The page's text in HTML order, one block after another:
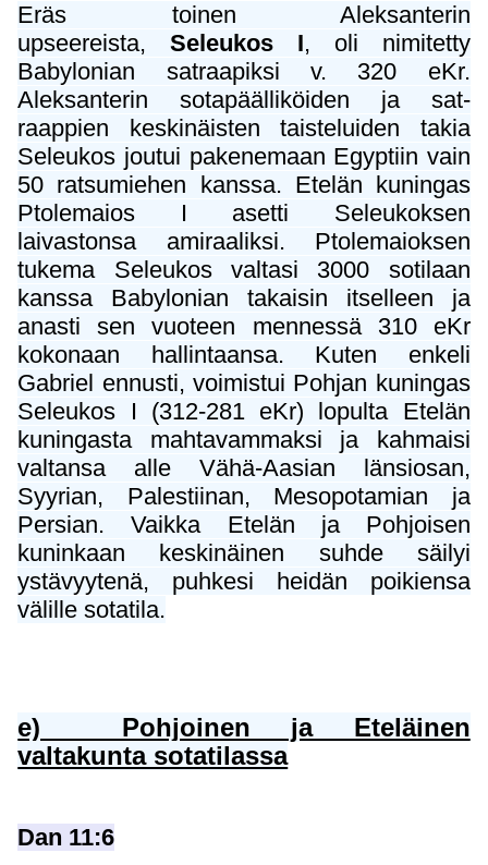
Eräs toinen Aleksanterin
upseereista,Seleukos I, oli nimitetty
Babylonian satraapiksi v. 320 eKr.
Aleksanterin sotapäälliköiden ja sat-
raappien keskinäisten taisteluiden takia
Seleukos joutui pakenemaan Egyptiin vain
50 ratsumiehen kanssa. Etelän kuningas
Ptolemaios I asetti Seleukoksen
laivastonsa amiraaliksi. Ptolemaioksen
tukema Seleukos valtasi 3000 sotilaan
kanssa Babylonian takaisin itselleen ja
anasti sen vuoteen mennessä 310 eKr
kokonaan hallintaansa. Kuten enkeli
Gabriel ennusti, voimistui Pohjan kuningas
Seleukos I (312-281 eKr) lopulta Etelän
kuningasta mahtavammaksi ja kahmaisi
valtansa alle Vähä-Aasian länsiosan,
Syyrian, Palestiinan, Mesopotamian ja
Persian. Vaikka Etelän ja Pohjoisen
kuninkaan keskinäinen suhde säilyi
ystävyytenä, puhkesi heidän poikiensa
välille sotatila.
e) Pohjoinen ja Eteläinen
valtakunta sotatilassa
Dan 11:6